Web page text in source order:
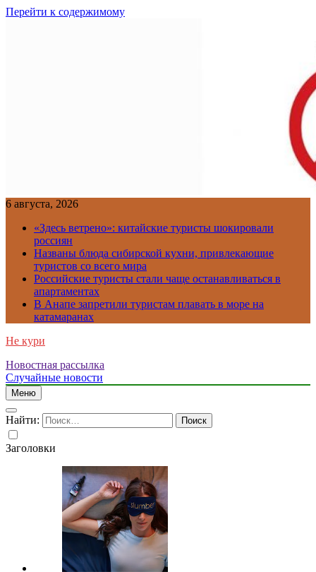
Перейти к содержимому
6 августа, 2026
«Здесь ветрено»: китайские туристы шокировали
россиян
Названы блюда сибирской кухни, привлекающие
туристов со всего мира
Российские туристы стали чаще останавливаться в
апартаментах
В Анапе запретили туристам плавать в море на
катамаранах
Не кури
Новостная рассылка
Случайные новости
Меню
Найти:
Заголовки